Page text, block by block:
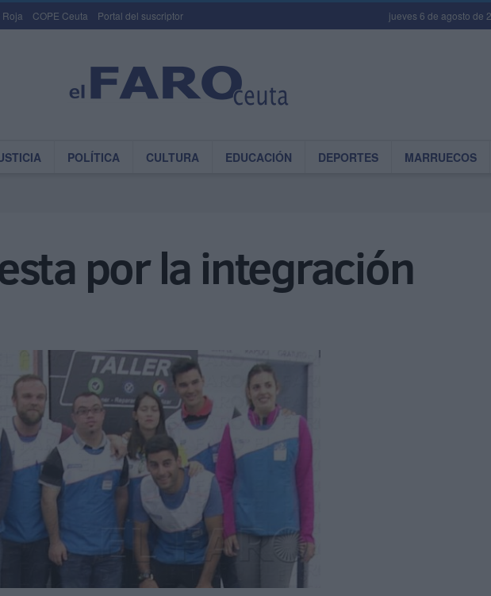
Roja COPE Ceuta Portal del suscriptor jueves 6 de agosto de
POLÍTICA CULTURA EDUCACIÓN DEPORTES MARRUECOS
por la integración